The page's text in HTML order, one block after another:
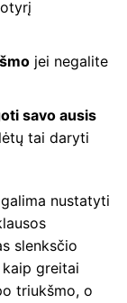
jei negalite
savo ausis
tai daryti
nustatyti
slenksčio
greitai
triukšmo, o